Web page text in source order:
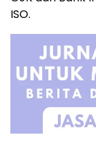
ISO.